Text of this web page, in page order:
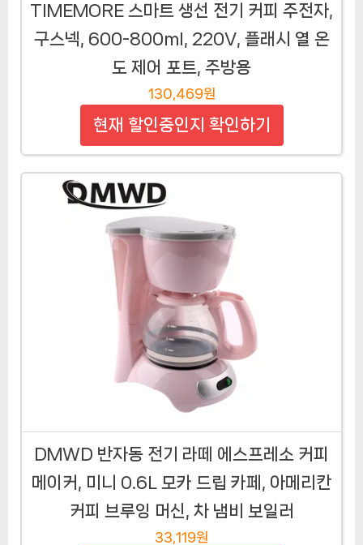
TIMEMORE 스마트 생선 전기 커피 주전자,
구스넥, 600-800ml, 220V, 플래시 열 온
도 제어 포트, 주방용
130,469원
현재 할인중인지 확인하기
DMWD 반자동 전기 라떼 에스프레소 커피
메이커, 미니 0.6L 모카 드립 카페, 아메리칸
커피 브루잉 머신, 차 냄비 보일러
33,119원